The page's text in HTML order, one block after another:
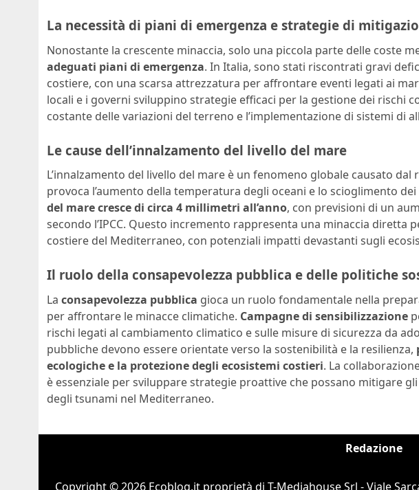
La necessità di piani di emergenza e strategie di
Nonostante la crescente minaccia, solo una piccola parte delle coste
adeguati piani di emergenza. In Italia, sono stati riscontrati gravi
costiere, con una scarsa attrezzatura per affrontare eventi legati ai
locali e i governi sviluppino strategie efficaci per la gestione dei rischi
costante delle variazioni del terreno e l’implementazione di sistemi di
Le cause dell’innalzamento del livello del mare
L’innalzamento del livello del mare è un fenomeno globale causato
provoca l’aumento della temperatura degli oceani e lo scioglimento
del mare cresce di circa 4 millimetri all’anno, con previsioni di un
secondo l’IPCC. Questo incremento rappresenta una minaccia diretta
costiere del Mediterraneo, con potenziali impatti devastanti sugli
Il ruolo della consapevolezza pubblica e delle politiche
La consapevolezza pubblica gioca un ruolo fondamentale nella
per affrontare le minacce climatiche. Campagne di sensibilizzazione
rischi legati al cambiamento climatico e sulle misure di sicurezza da
pubbliche devono essere orientate verso la sostenibilità e la resilienza,
ecologiche e la protezione degli ecosistemi costieri. La
è essenziale per sviluppare strategie proattive che possano mitigare
degli tsunami nel Mediterraneo.
Redazione
Copyright © 2026 Ecoblog.it proprietà di T-Mediahouse Srl - Viale